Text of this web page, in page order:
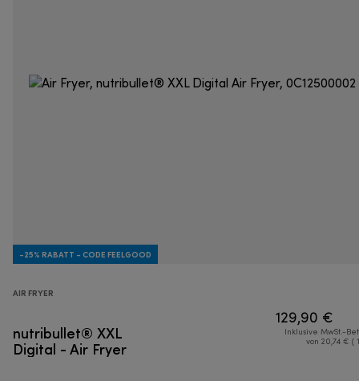
-25% RABATT - CODE FEELGOOD
AIR FRYER
nutribullet® XXL
Digital - Air Fryer
129,90 €
Inklusive MwSt.-
von 20,74 € (